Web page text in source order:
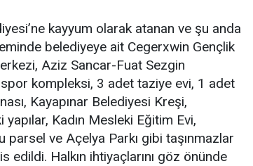
kayyum olarak atanan ve şu anda
belediyeye ait Cegerxwin Gençlik
Aziz Sancar-Fuat Sezgin
kompleksi, 3 adet taziye evi, 1 adet
Kayapınar Belediyesi Kreşi,
Kadın Mesleki Eğitim Evi,
parsel ve Açelya Parkı gibi taşınmazlar
Halkın ihtiyaçlarını göz önünde